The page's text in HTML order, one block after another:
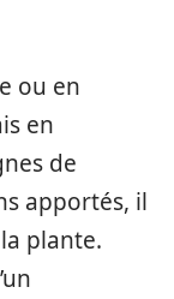
ou en
en
de
apportés, il
plante.